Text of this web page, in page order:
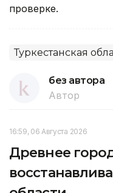
проверке.
Туркестанская
без автора
Автор
16:59, 06 Августа 2026
Древнее